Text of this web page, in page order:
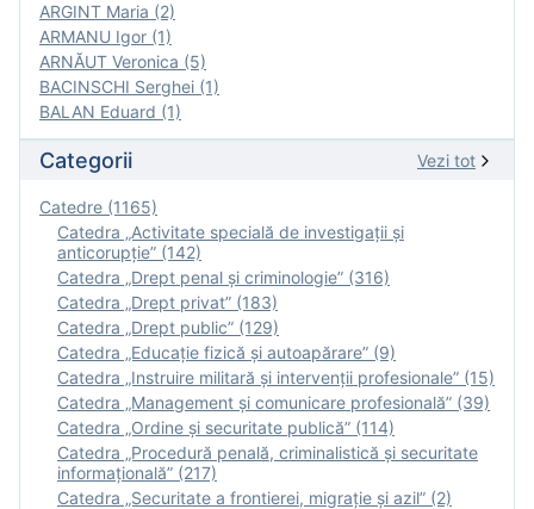
ARGINT Maria (2)
ARMANU Igor (1)
ARNĂUT Veronica (5)
BACINSCHI Serghei (1)
BALAN Eduard (1)
Categorii Vezi tot
Catedre (1165)
Catedra „Activitate specială de investigaţii şi
anticorupție” (142)
Catedra „Drept penal și criminologie” (316)
Catedra „Drept privat” (183)
Catedra „Drept public” (129)
Catedra „Educație fizică şi autoapărare” (9)
Catedra „Instruire militară şi intervenţii profesionale” (15)
Catedra „Management și comunicare profesională” (39)
Catedra „Ordine și securitate publică” (114)
Catedra „Procedură penală, criminalistică și securitate
informațională” (217)
Catedra „Securitate a frontierei, migrație și azil” (2)